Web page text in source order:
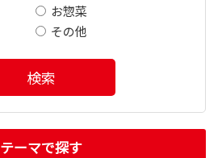
お惣菜
その他
検索
テーマで探す